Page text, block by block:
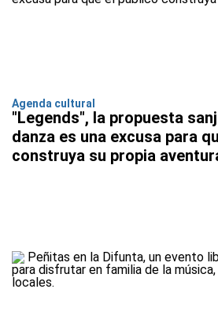
Agenda cultural
"Legends", la propuesta
danza es una excusa para
construya su propia